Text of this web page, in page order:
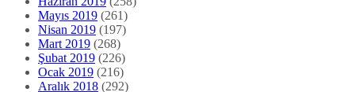
Mayıs 2019 (261)
Nisan 2019 (197)
Mart 2019 (268)
Şubat 2019 (226)
Ocak 2019 (216)
Aralık 2018 (292)